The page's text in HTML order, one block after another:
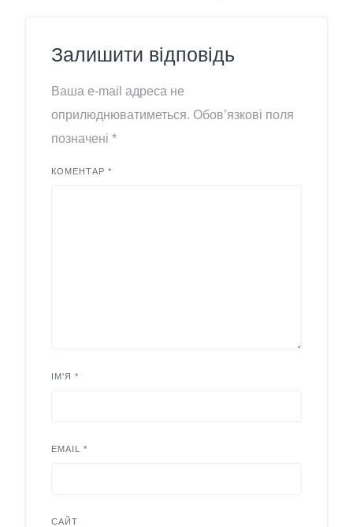
Залишити відповідь
Ваша e-mail адреса не
оприлюднюватиметься. Обов’язкові поля
позначені *
КОМЕНТАР *
ІМ'Я *
EMAIL *
САЙТ